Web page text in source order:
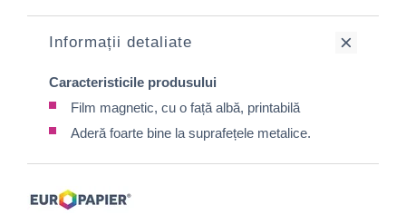
Informații detaliate
Caracteristicile produsului
Film magnetic, cu o față albă, printabilă
Aderă foarte bine la suprafețele metalice.